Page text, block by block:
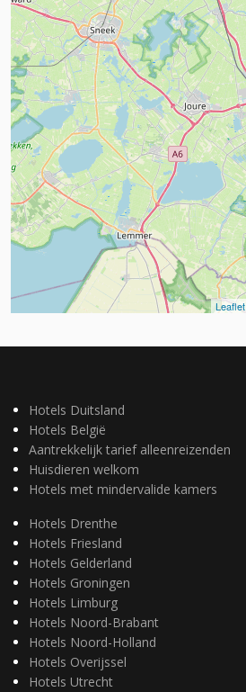
Leaflet
Hotels Duitsland
Hotels België
Aantrekkelijk tarief alleenreizenden
Huisdieren welkom
Hotels met mindervalide kamers
Hotels Drenthe
Hotels Friesland
Hotels Gelderland
Hotels Groningen
Hotels Limburg
Hotels Noord-Brabant
Hotels Noord-Holland
Hotels Overijssel
Hotels Utrecht